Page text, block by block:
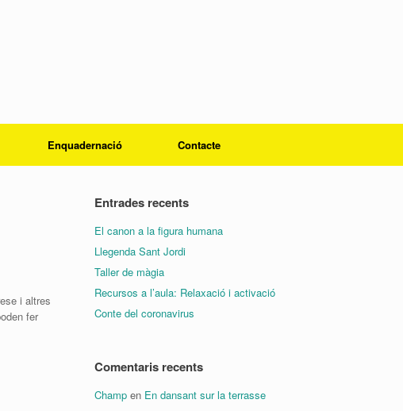
Enquadernació Contacte
i altres
fer
Entrades recents
El canon a la figura humana
Llegenda Sant Jordi
Taller de màgia
Recursos a l’aula: Relaxació i activació
Conte del coronavirus
Comentaris recents
Champ en En dansant sur la terrasse